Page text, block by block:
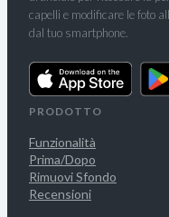
capelli e modificare le foto
dal tuo smartphone.
PRODOTTO
Funzionalità
Prima/Dopo
Rimuovi Sfondo
Recensioni